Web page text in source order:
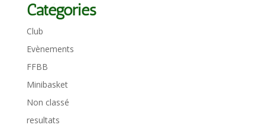
Catégories
Club
Evènements
FFBB
Minibasket
Non classé
resultats